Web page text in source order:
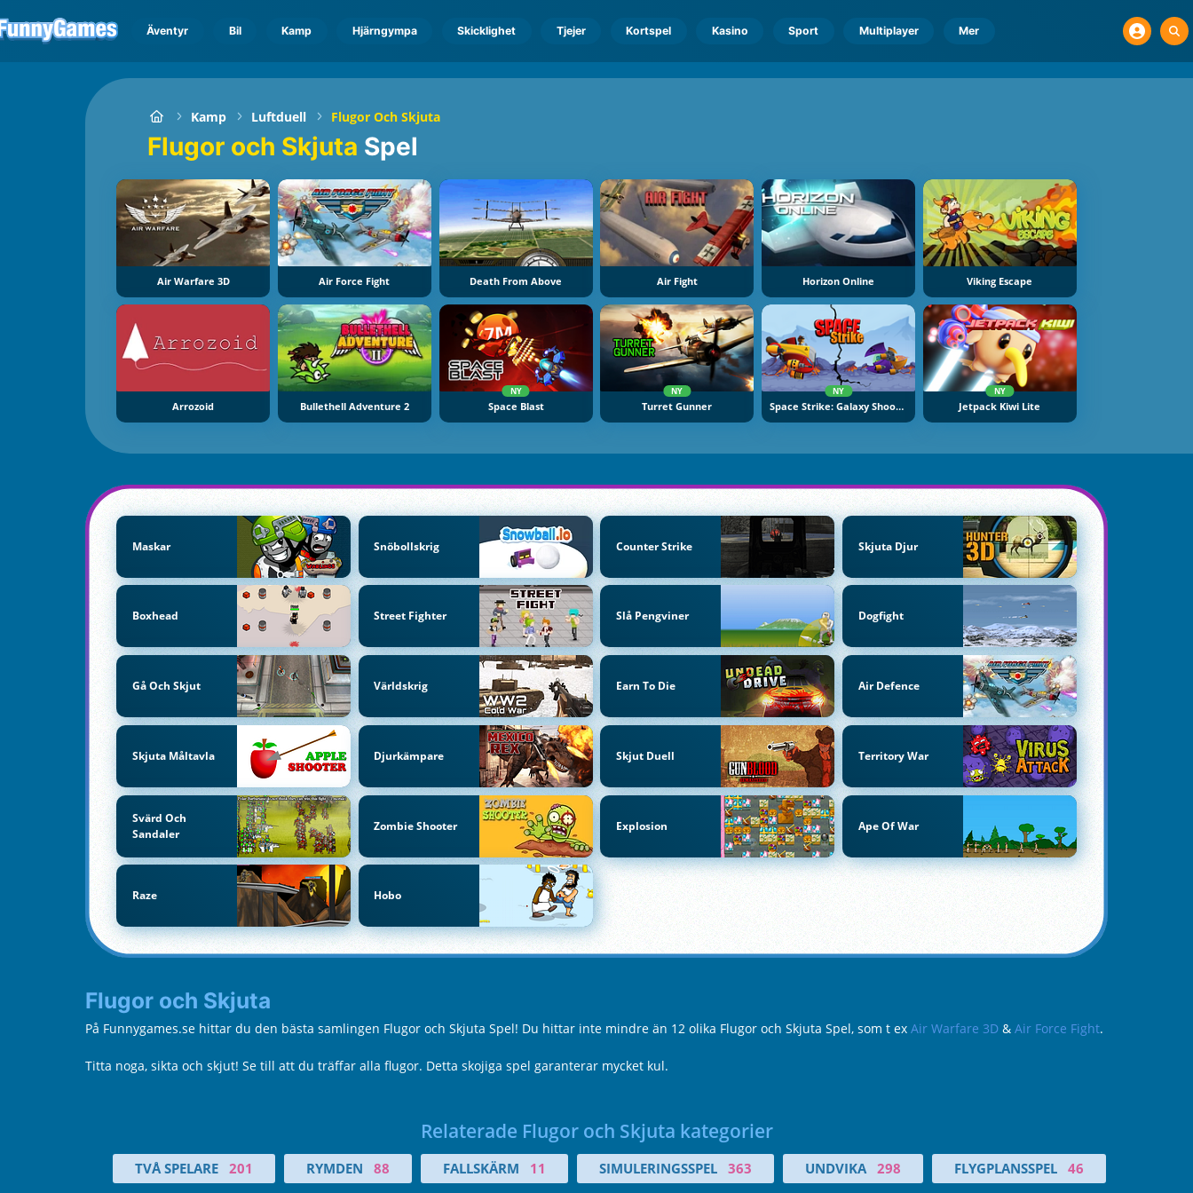
Äventyr Bil Kamp Hjärngympa Skicklighet Tjejer Kortspel Kasino Sport Multiplayer Mer
Kamp Luftduell Flugor Och Skjuta
Flugor och Skjuta Spel
Air Warfare 3D Air Force Fight Death From Above Air Fight Horizon Online Viking Escape
Arrozoid Bullethell Adventure 2
NY
Space Blast
NY
Turret Gunner
NY
Space Strike: Galaxy Shooter
NY
Jetpack Kiwi Lite
Maskar Snöbollskrig Counter Strike Skjuta Djur
Boxhead Street Fighter Slå Pengviner Dogfight
Gå Och Skjut Världskrig Earn To Die Air Defence
Skjuta Måltavla Djurkämpare Skjut Duell Territory War
Svärd Och
Sandaler
Zombie Shooter Explosion Ape Of War
Raze Hobo
Flugor och Skjuta
På Funnygames.se hittar du den bästa samlingen Flugor och Skjuta Spel! Du hittar inte mindre än 12 olika Flugor och Skjuta Spel, som t ex Air Warfare 3D & Air Force Fight.
Titta noga, sikta och skjut! Se till att du träffar alla flugor. Detta skojiga spel garanterar mycket kul.
Relaterade Flugor och Skjuta kategorier
TVÅ SPELARE 201 RYMDEN 88 FALLSKÄRM 11 SIMULERINGSSPEL 363 UNDVIKA 298 FLYGPLANSSPEL 46